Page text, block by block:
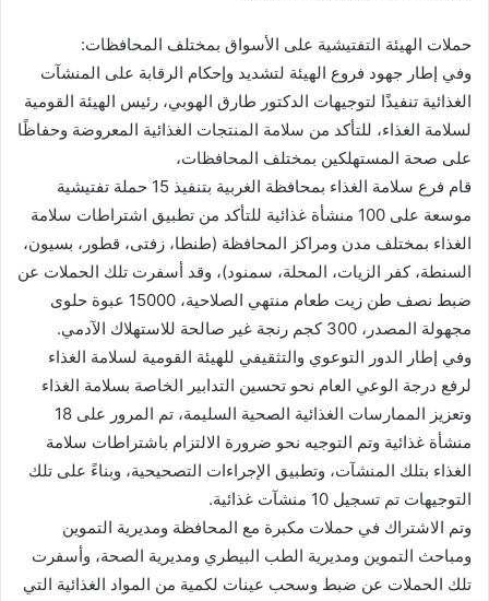
حملات الهيئة التفتيشية على الأسواق بمختلف المحافظات:
وفي إطار جهود فروع الهيئة لتشديد وإحكام الرقابة على المنشآت
الغذائية تنفيذًا لتوجيهات الدكتور طارق الهوبي، رئيس الهيئة القومية
لسلامة الغذاء، للتأكد من سلامة المنتجات الغذائية المعروضة وحفاظًا
على صحة المستهلكين بمختلف المحافظات،
قام فرع سلامة الغذاء بمحافظة الغربية بتنفيذ 15 حملة تفتيشية
موسعة على 100 منشأة غذائية للتأكد من تطبيق اشتراطات سلامة
الغذاء بمختلف مدن ومراكز المحافظة (طنطا، زفتى، قطور، بسيون،
السنطة، كفر الزيات، المحلة، سمنود)، وقد أسفرت تلك الحملات عن
ضبط نصف طن زيت طعام منتهي الصلاحية، 15000 عبوة حلوى
مجهولة المصدر، 300 كجم رنجة غير صالحة للاستهلاك الآدمي.
وفي إطار الدور التوعوي والتثقيفي للهيئة القومية لسلامة الغذاء
لرفع درجة الوعي العام نحو تحسين التدابير الخاصة بسلامة الغذاء
وتعزيز الممارسات الغذائية الصحية السليمة، تم المرور على 18
منشأة غذائية وتم التوجيه نحو ضرورة الالتزام باشتراطات سلامة
الغذاء بتلك المنشآت، وتطبيق الإجراءات التصحيحية، وبناءً على تلك
التوجيهات تم تسجيل 10 منشآت غذائية.
وتم الاشتراك في حملات مكبرة مع المحافظة ومديرية التموين
ومباحث التموين ومديرية الطب البيطري ومديرية الصحة، وأسفرت
تلك الحملات عن ضبط وسحب عينات لكمية من المواد الغذائية التي